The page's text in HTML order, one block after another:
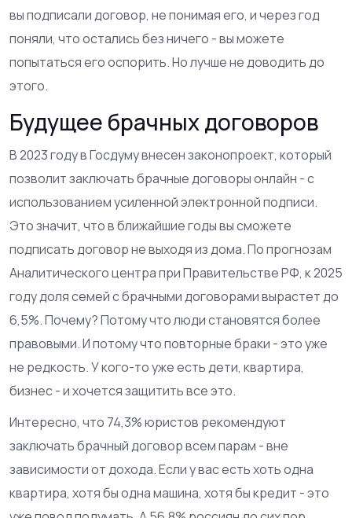
вы подписали договор, не понимая его, и через год
поняли, что остались без ничего - вы можете
попытаться его оспорить. Но лучше не доводить до
этого.
Будущее брачных договоров
В 2023 году в Госдуму внесен законопроект, который
позволит заключать брачные договоры онлайн - с
использованием усиленной электронной подписи.
Это значит, что в ближайшие годы вы сможете
подписать договор не выходя из дома. По прогнозам
Аналитического центра при Правительстве РФ, к 2025
году доля семей с брачными договорами вырастет до
6,5%. Почему? Потому что люди становятся более
правовыми. И потому что повторные браки - это уже
не редкость. У кого-то уже есть дети, квартира,
бизнес - и хочется защитить все это.
Интересно, что 74,3% юристов рекомендуют
заключать брачный договор всем парам - вне
зависимости от дохода. Если у вас есть хоть одна
квартира, хотя бы одна машина, хотя бы кредит - это